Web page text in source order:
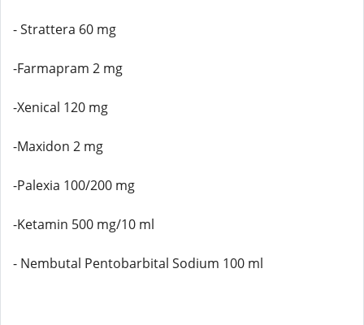
- Strattera 60 mg
-Farmapram 2 mg
-Xenical 120 mg
-Maxidon 2 mg
-Palexia 100/200 mg
-Ketamin 500 mg/10 ml
- Nembutal Pentobarbital Sodium 100 ml